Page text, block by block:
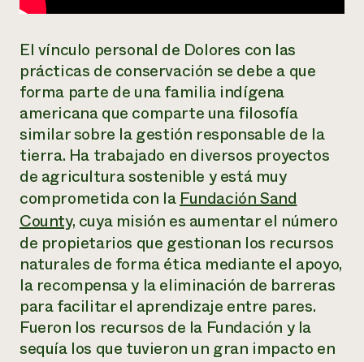
un
Llame a la
directa de
1-800-346-
El vínculo personal de Dolores con las
prácticas de conservación se debe a que
forma parte de una familia indígena
americana que comparte una filosofía
similar sobre la gestión responsable de la
tierra. Ha trabajado en diversos proyectos
de agricultura sostenible y está muy
comprometida con laFundación Sand
County, cuya misión es aumentar el número
de propietarios que gestionan los recursos
naturales de forma ética mediante el apoyo,
la recompensa y la eliminación de barreras
para facilitar el aprendizaje entre pares.
Fueron los recursos de la Fundación y la
sequía los que tuvieron un gran impacto en